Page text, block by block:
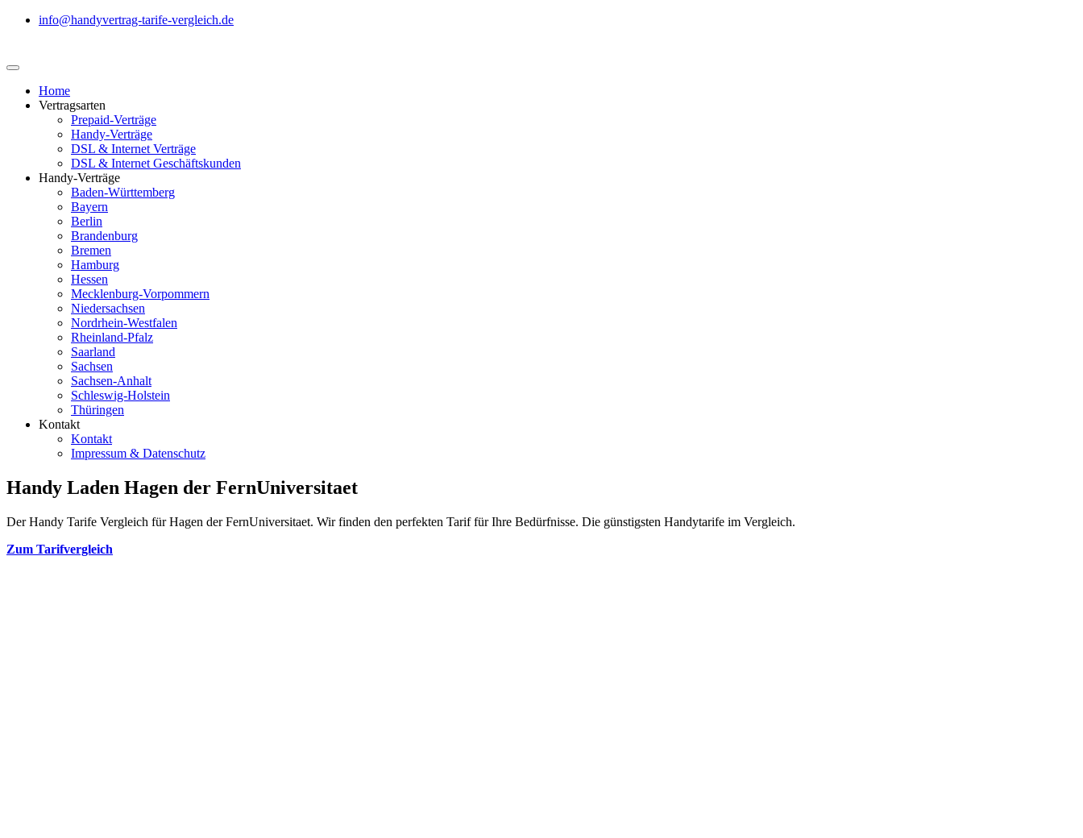
info@handyvertrag-tarife-vergleich.de
Home
Vertragsarten
Prepaid-Verträge
Handy-Verträge
DSL & Internet Verträge
DSL & Internet Geschäftskunden
Handy-Verträge
Baden-Württemberg
Bayern
Berlin
Brandenburg
Bremen
Hamburg
Hessen
Mecklenburg-Vorpommern
Niedersachsen
Nordrhein-Westfalen
Rheinland-Pfalz
Saarland
Sachsen
Sachsen-Anhalt
Schleswig-Holstein
Thüringen
Kontakt
Kontakt
Impressum & Datenschutz
Handy Laden Hagen der FernUniversitaet
Der Handy Tarife Vergleich für Hagen der FernUniversitaet. Wir finden den perfekten Tarif für Ihre Bedürfnisse. Die günstigsten Handytarife im Vergleich.
Zum Tarifvergleich